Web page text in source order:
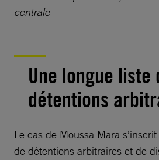
centrale
Une longue liste
détentions
Le cas de Moussa Mara
de détentions arbitraires et de